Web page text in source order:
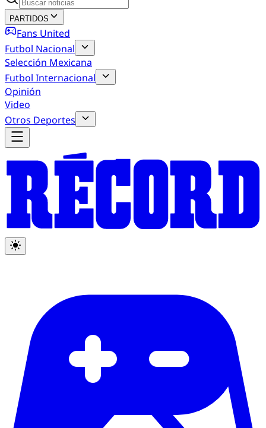
PARTIDOS
Fans United
Futbol Nacional
Selección Mexicana
Futbol Internacional
Opinión
Video
Otros Deportes